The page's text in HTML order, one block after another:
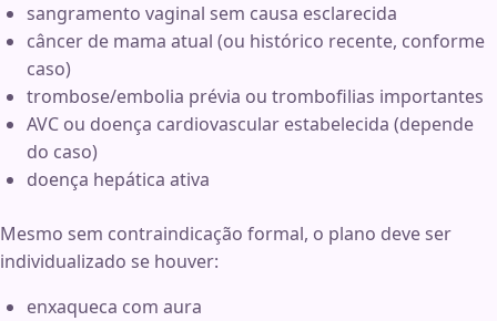
sangramento vaginal sem causa esclarecida
câncer de mama atual (ou histórico recente, conforme
caso)
trombose/embolia prévia ou trombofilias importantes
AVC ou doença cardiovascular estabelecida (depende
do caso)
doença hepática ativa
Mesmo sem contraindicação formal, o plano deve ser
individualizado se houver:
enxaqueca com aura